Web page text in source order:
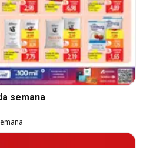
semana